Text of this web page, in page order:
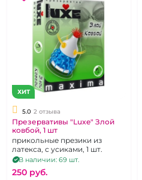
ХИТ
5.0 2 отзыва
Презервативы "Luxe" Злой
ковбой, 1 шт
прикольные презики из
латекса, с усиками, 1 шт.
В наличии: 69 шт.
250 pуб.